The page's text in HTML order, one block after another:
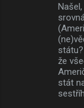
že
stát